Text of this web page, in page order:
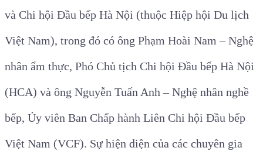
và Chi hội Đầu bếp Hà Nội (thuộc Hiệp hội Du lịch
Việt Nam), trong đó có ông Phạm Hoài Nam – Nghệ
nhân ẩm thực, Phó Chủ tịch Chi hội Đầu bếp Hà Nội
(HCA) và ông Nguyễn Tuấn Anh – Nghệ nhân nghề
bếp, Ủy viên Ban Chấp hành Liên Chi hội Đầu bếp
Việt Nam (VCF). Sự hiện diện của các chuyên gia